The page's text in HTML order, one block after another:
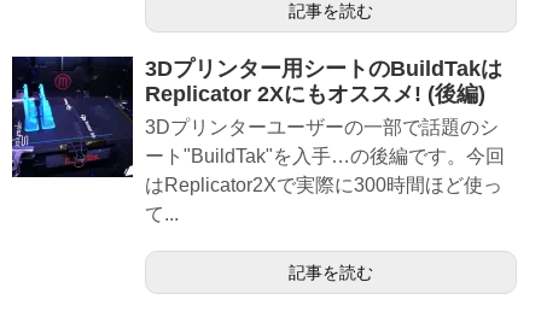
記事を読む
3Dプリンター用シートのBuildTakは
Replicator 2Xにもオススメ! (後編)
3Dプリンターユーザーの一部で話題のシ
ート"BuildTak"を入手…の後編です。今回
はReplicator2Xで実際に300時間ほど使っ
て...
記事を読む